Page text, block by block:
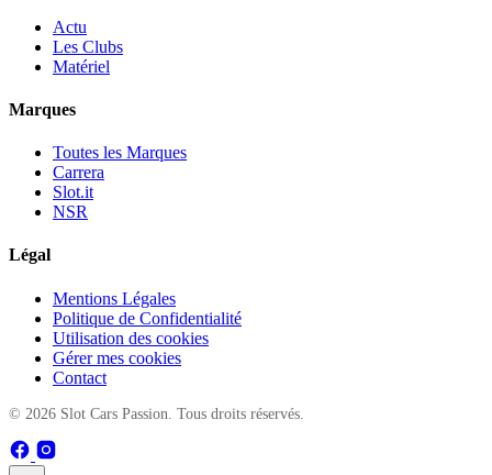
Actu
Les Clubs
Matériel
Marques
Toutes les Marques
Carrera
Slot.it
NSR
Légal
Mentions Légales
Politique de Confidentialité
Utilisation des cookies
Gérer mes cookies
Contact
© 2026 Slot Cars Passion. Tous droits réservés.